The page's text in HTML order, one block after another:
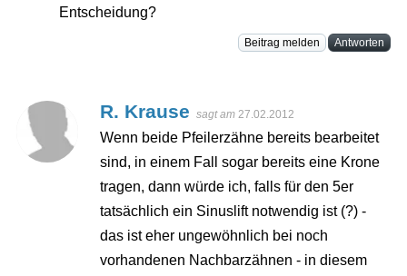
Entscheidung?
Beitrag melden Antworten
R. Krause sagt am 27.02.2012
Wenn beide Pfeilerzähne bereits bearbeitet
sind, in einem Fall sogar bereits eine Krone
tragen, dann würde ich, falls für den 5er
tatsächlich ein Sinuslift notwendig ist (?) -
das ist eher ungewöhnlich bei noch
vorhandenen Nachbarzähnen - in diesem